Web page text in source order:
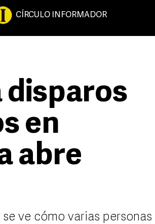
CÍRCULO INFORMADOR
disparos
en
abre
ve cómo varias personas